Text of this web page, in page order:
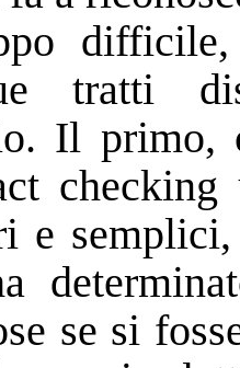
tratti
Il
e
se si